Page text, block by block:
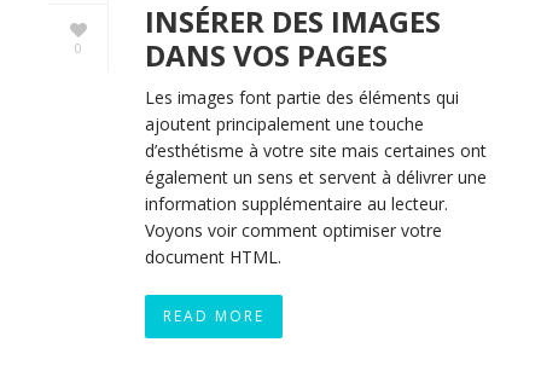
0
INSÉRER DES IMAGES
DANS VOS PAGES
Les images font partie des éléments qui
ajoutent principalement une touche
d’esthétisme à votre site mais certaines ont
également un sens et servent à délivrer une
information supplémentaire au lecteur.
Voyons voir comment optimiser votre
document HTML.
READ MORE